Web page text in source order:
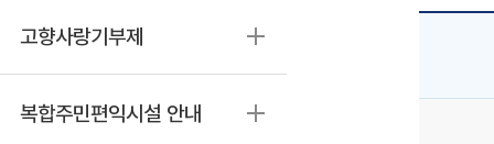
고향사랑기부제
복합주민편익시설 안내